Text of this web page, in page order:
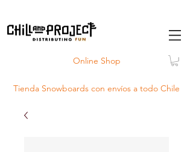
Online Shop
Tienda Snowboards con envíos a todo Chile